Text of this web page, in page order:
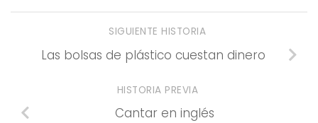
SIGUIENTE HISTORIA
Las bolsas de plástico cuestan dinero
HISTORIA PREVIA
Cantar en inglés